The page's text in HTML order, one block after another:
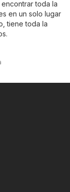
toda la
en un solo lugar
tiene toda la